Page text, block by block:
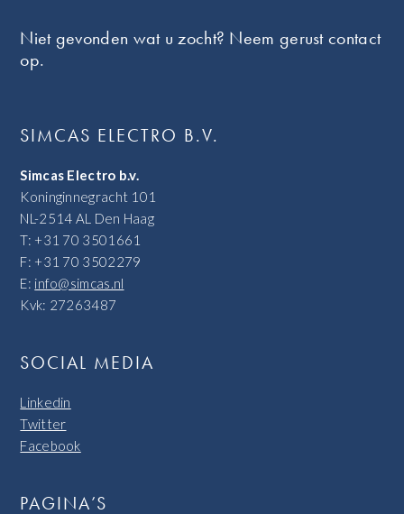
Niet gevonden wat u zocht? Neem gerust contact
op.
SIMCAS ELECTRO B.V.
Simcas Electro b.v.
Koninginnegracht 101
NL-2514 AL Den Haag
T: +31 70 3501661
F: +31 70 3502279
E: info@simcas.nl
Kvk: 27263487
SOCIAL MEDIA
Linkedin
Twitter
Facebook
PAGINA’S